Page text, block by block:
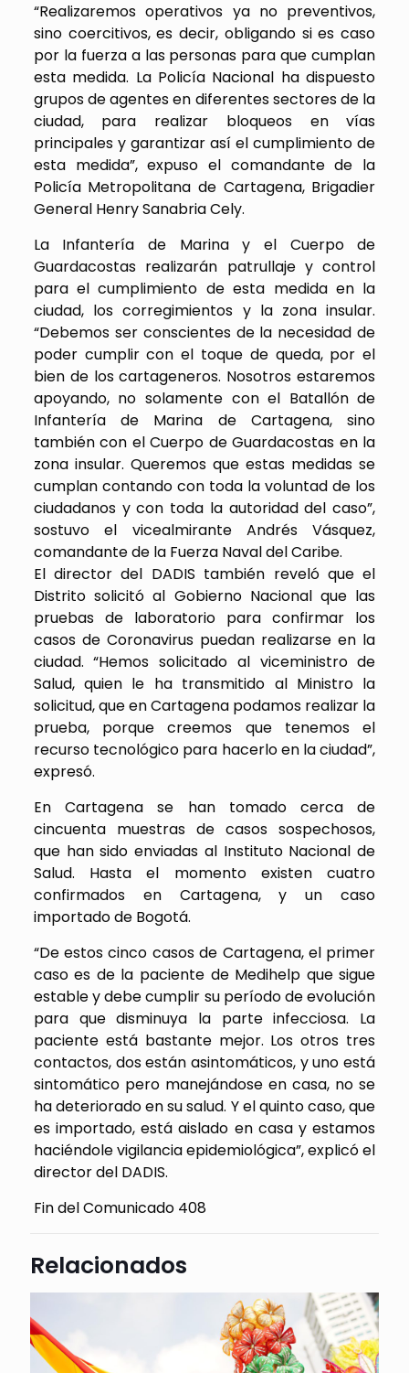
“Realizaremos operativos ya no preventivos,
sino coercitivos, es decir, obligando si es caso
por la fuerza a las personas para que cumplan
esta medida. La Policía Nacional ha dispuesto
grupos de agentes en diferentes sectores de la
ciudad, para realizar bloqueos en vías
principales y garantizar así el cumplimiento de
esta medida”, expuso el comandante de la
Policía Metropolitana de Cartagena, Brigadier
General Henry Sanabria Cely.
La Infantería de Marina y el Cuerpo de
Guardacostas realizarán patrullaje y control
para el cumplimiento de esta medida en la
ciudad, los corregimientos y la zona insular.
“Debemos ser conscientes de la necesidad de
poder cumplir con el toque de queda, por el
bien de los cartageneros. Nosotros estaremos
apoyando, no solamente con el Batallón de
Infantería de Marina de Cartagena, sino
también con el Cuerpo de Guardacostas en la
zona insular. Queremos que estas medidas se
cumplan contando con toda la voluntad de los
ciudadanos y con toda la autoridad del caso”,
sostuvo el vicealmirante Andrés Vásquez,
comandante de la Fuerza Naval del Caribe.
El director del DADIS también reveló que el
Distrito solicitó al Gobierno Nacional que las
pruebas de laboratorio para confirmar los
casos de Coronavirus puedan realizarse en la
ciudad. “Hemos solicitado al viceministro de
Salud, quien le ha transmitido al Ministro la
solicitud, que en Cartagena podamos realizar la
prueba, porque creemos que tenemos el
recurso tecnológico para hacerlo en la ciudad”,
expresó.
En Cartagena se han tomado cerca de
cincuenta muestras de casos sospechosos,
que han sido enviadas al Instituto Nacional de
Salud. Hasta el momento existen cuatro
confirmados en Cartagena, y un caso
importado de Bogotá.
“De estos cinco casos de Cartagena, el primer
caso es de la paciente de Medihelp que sigue
estable y debe cumplir su período de evolución
para que disminuya la parte infecciosa. La
paciente está bastante mejor. Los otros tres
contactos, dos están asintomáticos, y uno está
sintomático pero manejándose en casa, no se
ha deteriorado en su salud. Y el quinto caso, que
es importado, está aislado en casa y estamos
haciéndole vigilancia epidemiológica”, explicó el
director del DADIS.
Fin del Comunicado 408
Relacionados